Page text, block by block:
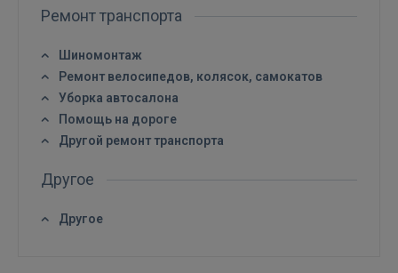
Ремонт транспорта
Шиномонтаж
Ремонт велосипедов, колясок, самокатов
Уборка автосалона
Помощь на дороге
Другой ремонт транспорта
Другое
Другое